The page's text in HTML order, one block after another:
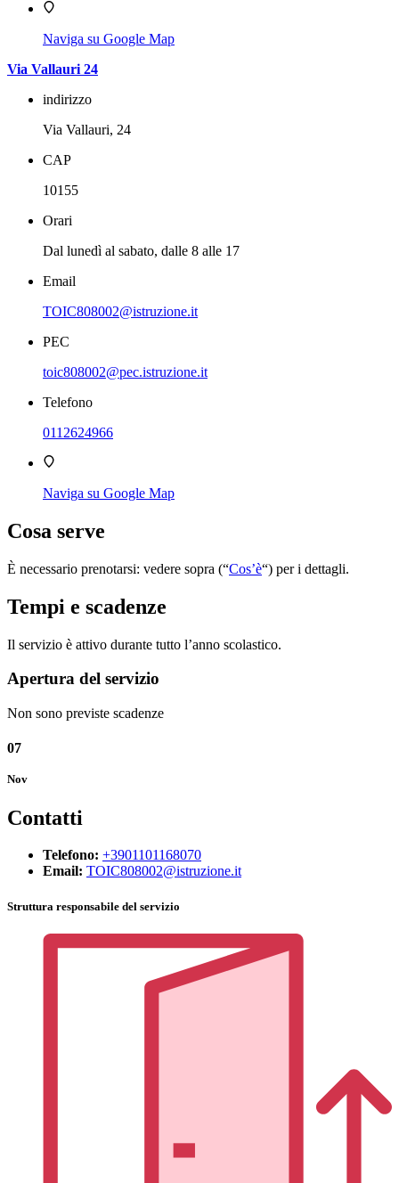
Naviga su Google Map
Via Vallauri 24
indirizzo
Via Vallauri, 24
CAP
10155
Orari
Dal lunedì al sabato, dalle 8 alle 17
Email
TOIC808002@istruzione.it
PEC
toic808002@pec.istruzione.it
Telefono
0112624966
Naviga su Google Map
Cosa serve
È necessario prenotarsi: vedere sopra (“Cos’è“) per i dettagli.
Tempi e scadenze
Il servizio è attivo durante tutto l’anno scolastico.
Apertura del servizio
Non sono previste scadenze
07
Nov
Contatti
Telefono: +3901101168070
Email: TOIC808002@istruzione.it
Struttura responsabile del servizio